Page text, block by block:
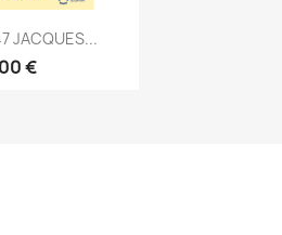
rapide
JACQUES...
€